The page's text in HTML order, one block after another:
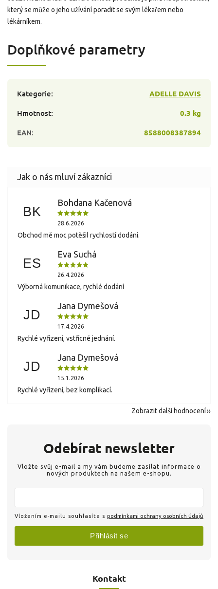
který se může o jeho užívání poradit se svým lékařem nebo
lékárníkem.
Doplňkové parametry
Kategorie:
ADELLE DAVIS
Hmotnost:
0.3 kg
EAN: 8588008387894
BK
Bohdana Kačenová
28.6.2026
Obchod mě moc potěšil rychlostí dodání.
ES
Eva Suchá
26.4.2026
Výborná komunikace, rychlé dodání
JD
Jana Dymešová
17.4.2026
Rychlé vyřízení, vstřícné jednání.
JD
Jana Dymešová
15.1.2026
Rychlé vyřízení, bez komplikací.
Zobrazit další hodnocení
Kontakt
Odebírat newsletter
Vložte svůj e-mail a my vám budeme zasílat informace o
nových produktech na našem e-shopu.
Vložením e-mailu souhlasíte s podmínkami ochrany osobních údajů
Přihlásit se